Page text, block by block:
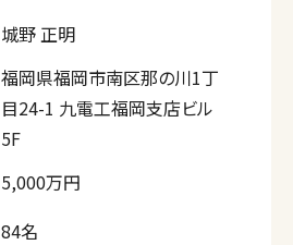
城野 正明
福岡県福岡市南区那の川1丁
目24-1 九電工福岡支店ビル
5F
5,000万円
84名